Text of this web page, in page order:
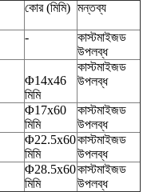
কোর (মিমি) মন্তব্য
-
কাস্টমাইজড
উপলব্ধ
Φ14x46
মিমি
কাস্টমাইজড
উপলব্ধ
Φ17x60
মিমি
কাস্টমাইজড
উপলব্ধ
Φ22.5x60
মিমি
কাস্টমাইজড
উপলব্ধ
Φ28.5x60
মিমি
কাস্টমাইজড
উপলব্ধ